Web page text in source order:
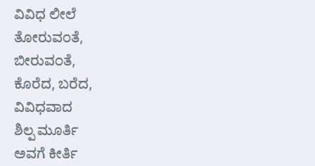
ವಿವಿಧ ಲೀಲೆ
ತೋರುವಂತೆ,
ಬೀರುವಂತೆ,
ಕೊರೆದ, ಬರೆದ,
ವಿವಿಧವಾದ
ಶಿಲ್ಪ ಮೂರ್ತಿ
ಅವಗೆ ಕೀರ್ತಿ